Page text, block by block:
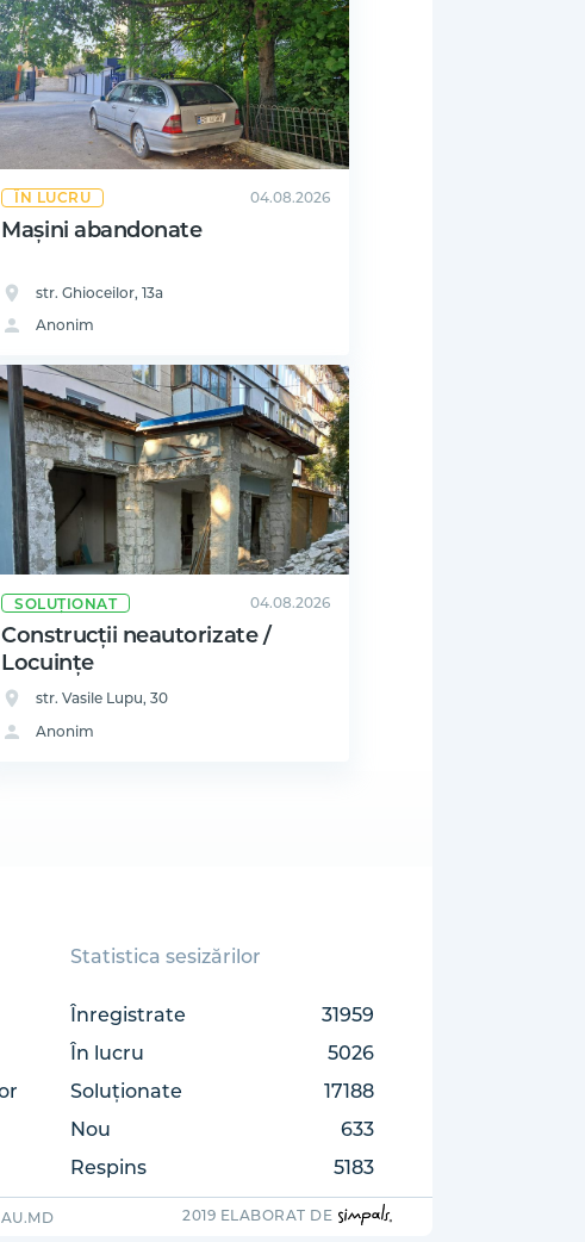
ÎN LUCRU 04.08.2026
Mașini abandonate
str. Ghioceilor, 13a
Anonim
SOLUȚIONAT 04.08.2026
Construcții neautorizate /
Locuințe
str. Vasile Lupu, 30
Anonim
Statistica sesizărilor
Înregistrate
31959
În lucru
5026
Soluționate
17188
Nou
633
Respins
5183
2019 ELABORAT DE